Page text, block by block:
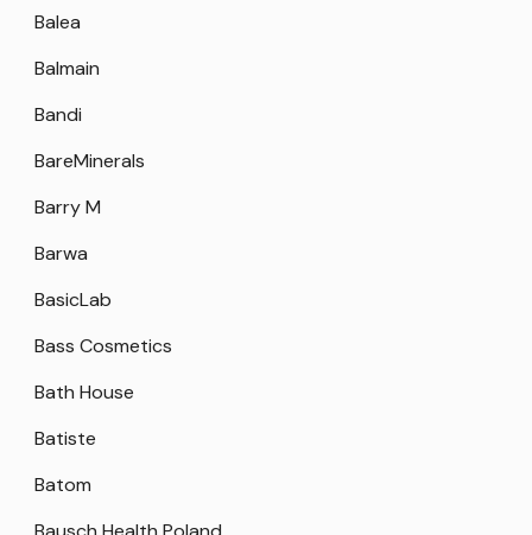
Balea
Balmain
Bandi
BareMinerals
Barry M
Barwa
BasicLab
Bass Cosmetics
Bath House
Batiste
Batom